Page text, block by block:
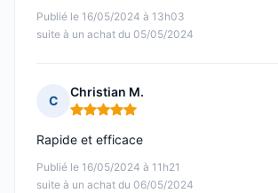
Publié le 16/05/2024 à 13h03
suite à un achat du 05/05/2024
C
Christian M.
Note : 5 sur 5
Publié le 16/05/2024 à 11h21
suite à un achat du 06/05/2024
Rapide et efficace